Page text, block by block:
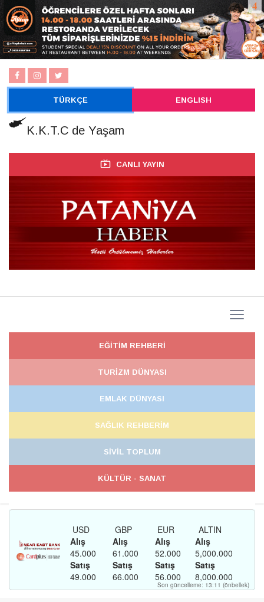
TÜRKÇE ENGLISH
K.K.T.C de Yaşam
CANLI YAYIN
EĞİTİM REHBERİ
TURİZM DÜNYASI
EMLAK DÜNYASI
SAĞLIK REHBERİM
SİVİL TOPLUM
KÜLTÜR - SANAT
Esendağlı:Adıyaman’daki süreç sona erdi, hukuk